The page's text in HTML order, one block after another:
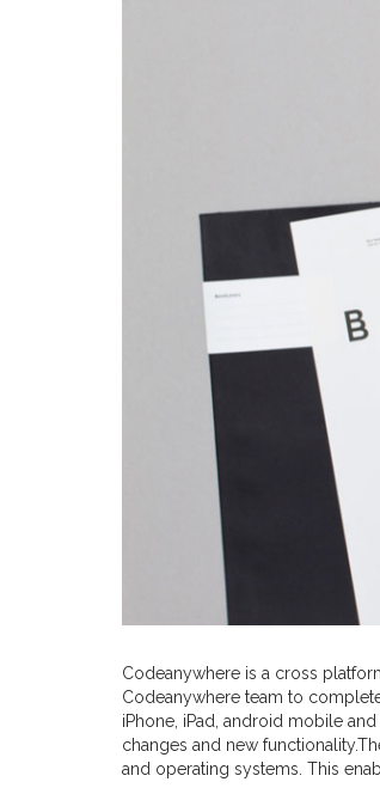
Codeanywhere is a cross
Codeanywhere team to
iPhone, iPad, android mobile
changes and new functionality.
and operating systems. This